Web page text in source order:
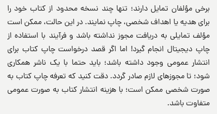
برخی مؤلفان تمایل دارند؛ تنها چند نسخه محدود از کتاب خود را
برای هدیه یا اهداف شخصی، چاپ نمایند. در این حالت، ممکن است
مؤلف تمایلی به دریافت مجوز نداشته باشد و فرآیند با استفاده از
چاپ دیجیتال انجام ‌گیرد! اما اگر قصد درخواست چاپ کتاب برای
انتشار عمومی وجود داشته باشد؛ باید حتما با یک ناشر همکاری
شود؛ تا مجوزهای لازم صادر گردد. دقت کنید که تعرفه چاپ کتاب به
صورت شخصی ممکن است؛ با هزینه انتشار کتاب به صورت عمومی
متفاوت باشد.